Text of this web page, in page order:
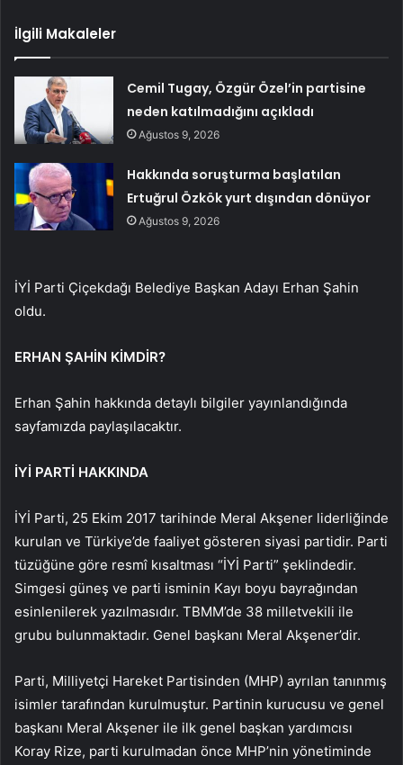
İlgili Makaleler
Cemil Tugay, Özgür Özel’in partisine
neden katılmadığını açıkladı
Ağustos 9, 2026
Hakkında soruşturma başlatılan
Ertuğrul Özkök yurt dışından dönüyor
Ağustos 9, 2026
İYİ Parti Çiçekdağı Belediye Başkan Adayı Erhan Şahin
oldu.
ERHAN ŞAHİN KİMDİR?
Erhan Şahin hakkında detaylı bilgiler yayınlandığında
sayfamızda paylaşılacaktır.
İYİ PARTİ HAKKINDA
İYİ Parti, 25 Ekim 2017 tarihinde Meral Akşener liderliğinde
kurulan ve Türkiye’de faaliyet gösteren siyasi partidir. Parti
tüzüğüne göre resmî kısaltması “İYİ Parti” şeklindedir.
Simgesi güneş ve parti isminin Kayı boyu bayrağından
esinlenilerek yazılmasıdır. TBMM’de 38 milletvekili ile
grubu bulunmaktadır. Genel başkanı Meral Akşener’dir.
Parti, Milliyetçi Hareket Partisinden (MHP) ayrılan tanınmış
isimler tarafından kurulmuştur. Partinin kurucusu ve genel
başkanı Meral Akşener ile ilk genel başkan yardımcısı
Koray Rize, parti kurulmadan önce MHP’nin yönetiminde